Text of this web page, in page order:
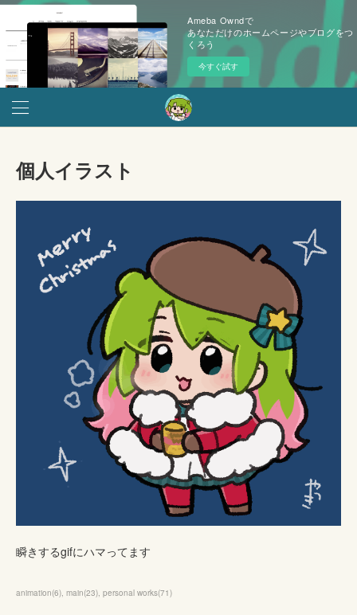
Ameba Owndで
あなただけのホームページやブログをつ
くろう
今すぐ試す
個人イラスト
瞬きするgifにハマってます
animation(6) main(23) personal works(71)